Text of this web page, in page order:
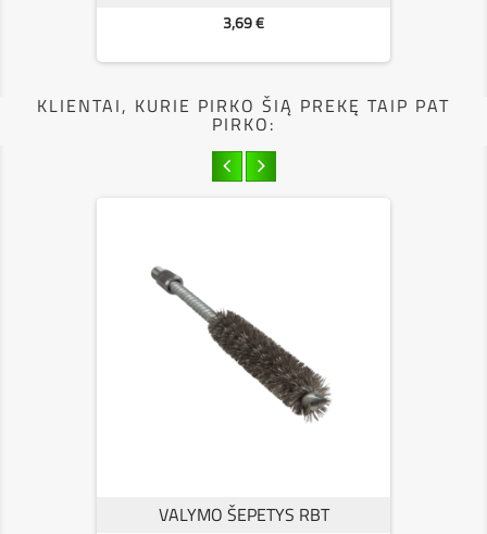
Kaina
3,69 €
KLIENTAI, KURIE PIRKO ŠIĄ PREKĘ TAIP PAT
PIRKO:
VALYMO ŠEPETYS RBT